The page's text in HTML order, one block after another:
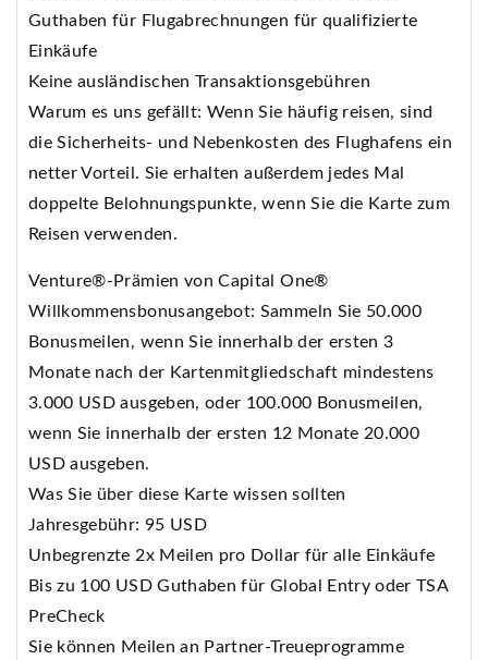
Guthaben für Flugabrechnungen für qualifizierte
Einkäufe
Keine ausländischen Transaktionsgebühren
Warum es uns gefällt: Wenn Sie häufig reisen, sind
die Sicherheits- und Nebenkosten des Flughafens ein
netter Vorteil. Sie erhalten außerdem jedes Mal
doppelte Belohnungspunkte, wenn Sie die Karte zum
Reisen verwenden.
Venture®-Prämien von Capital One®
Willkommensbonusangebot: Sammeln Sie 50.000
Bonusmeilen, wenn Sie innerhalb der ersten 3
Monate nach der Kartenmitgliedschaft mindestens
3.000 USD ausgeben, oder 100.000 Bonusmeilen,
wenn Sie innerhalb der ersten 12 Monate 20.000
USD ausgeben.
Was Sie über diese Karte wissen sollten
Jahresgebühr: 95 USD
Unbegrenzte 2x Meilen pro Dollar für alle Einkäufe
Bis zu 100 USD Guthaben für Global Entry oder TSA
PreCheck
Sie können Meilen an Partner-Treueprogramme